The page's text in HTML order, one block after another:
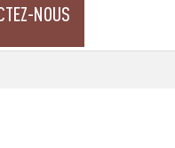
NOUS